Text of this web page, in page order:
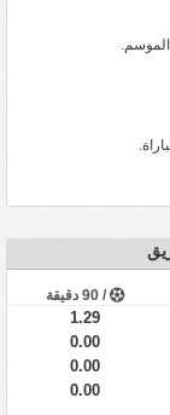
/ 90 دقيقة
1.29
0.00
0.00
0.00